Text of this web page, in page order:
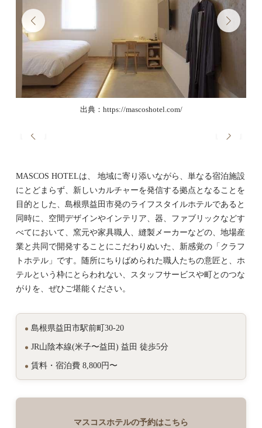
出典：https://mascoshotel.com/
MASCOS HOTELは、 地域に寄り添いながら、単なる宿泊施設
にとどまらず、新しいカルチャーを発信する拠点となることを
目的とした、島根県益田市発のライフスタイルホテルであると
同時に、空間デザインやインテリア、器、ファブリックなどす
べてにおいて、窯元や家具職人、縫製メーカーなどの、地場産
業と共同で開発することにこだわりぬいた、新感覚の「クラフ
トホテル」です。随所にちりばめられた職人たちの意匠と、ホ
テルという枠にとらわれない、スタッフサービスや町とのつな
がりを、ぜひご堪能ください。
島根県益田市駅前町30-20
JR山陰本線(米子〜益田) 益田 徒歩5分
賃料・宿泊費 8,800円〜
マスコスホテルの予約はこちら